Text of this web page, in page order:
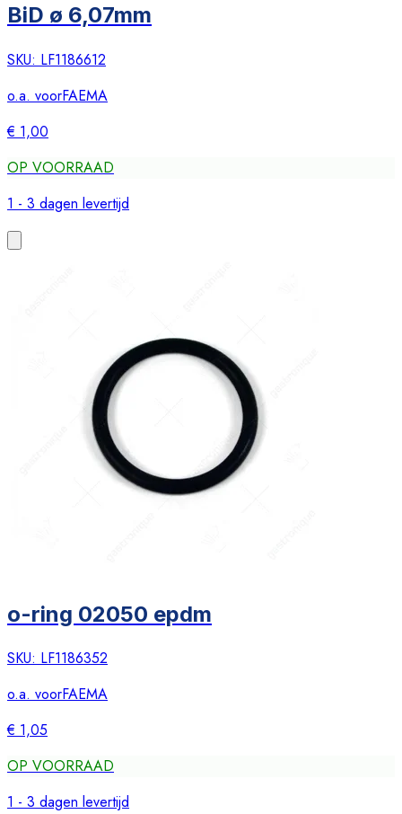
BiD ø 6,07mm
SKU: LF1186612
o.a. voorFAEMA
€ 1,00
OP VOORRAAD
1 - 3 dagen levertijd
o-ring 02050 epdm
SKU: LF1186352
o.a. voorFAEMA
€ 1,05
OP VOORRAAD
1 - 3 dagen levertijd